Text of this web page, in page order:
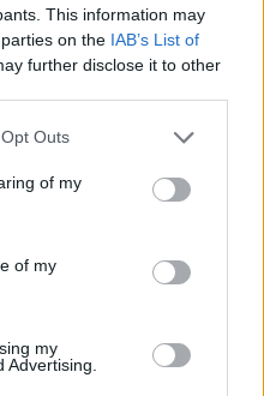
This information may
on the IAB’s List of
further disclose it to other
Outs
of my
of my
my
Advertising.
profil
svou identitu ověřovací
nelze zaručit, že fotografie a
osobě.
a chatu